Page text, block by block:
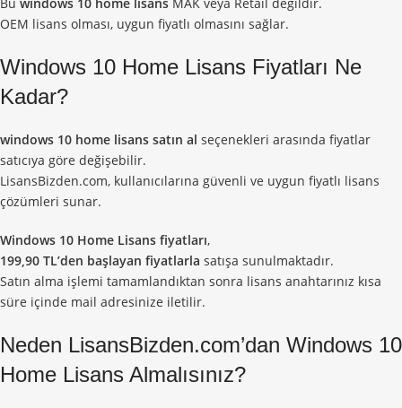
OEM lisans olması, uygun fiyatlı olmasını sağlar.
Windows 10 Home Lisans Fiyatları Ne
Kadar?
windows 10 home lisans satın al seçenekleri arasında fiyatlar
satıcıya göre değişebilir.
LisansBizden.com, kullanıcılarına güvenli ve uygun fiyatlı lisans
çözümleri sunar.
Windows 10 Home Lisans fiyatları,
199,90 TL’den başlayan fiyatlarla satışa sunulmaktadır.
Satın alma işlemi tamamlandıktan sonra lisans anahtarınız kısa
süre içinde mail adresinize iletilir.
Neden LisansBizden.com’dan Windows 10
Home Lisans Almalısınız?